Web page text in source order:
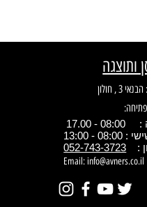
ותוצגה
3 , חולון
- 17.00
- 13:00
:
052-743-3723
Email:info@avners.co.il